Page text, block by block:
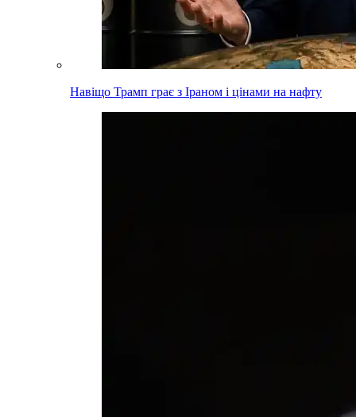
Навіщо Трамп грає з Іраном і цінами на нафту